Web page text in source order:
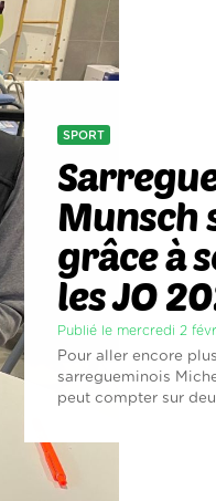
SPORT
Munsch
grâce à
les JO
Publié le mercredi 2
Pour aller encore
sarregueminois
peut compter sur